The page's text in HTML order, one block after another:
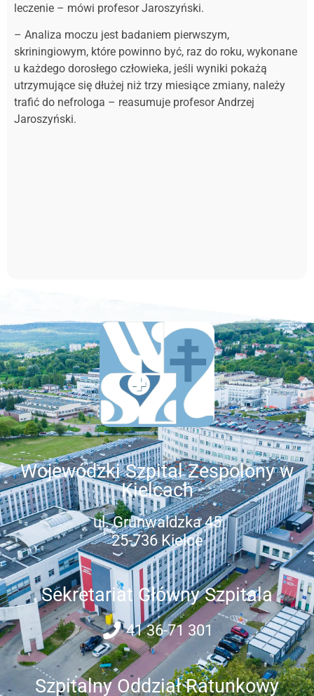
leczenie – mówi profesor Jaroszyński.
– Analiza moczu jest badaniem pierwszym,
skriningiowym, które powinno być, raz do roku, wykonane
u każdego dorosłego człowieka, jeśli wyniki pokażą
utrzymujące się dłużej niż trzy miesiące zmiany, należy
trafić do nefrologa – reasumuje profesor Andrzej
Jaroszyński.
Wojewódzki Szpital Zespolony w
Kielcach
ul. Grunwaldzka 45
25-736 Kielce
Sekretariat Główny Szpitala
41 36-71 301
Szpitalny Oddział Ratunkowy